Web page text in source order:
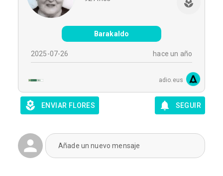
Barakaldo
2025-07-26 hace un año
adio.eus
ENVIAR FLORES SEGUIR
Añade un nuevo mensaje